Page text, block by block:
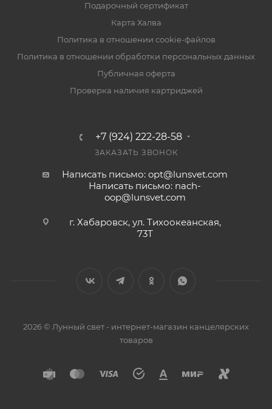
Подарочный сертификат
Карта Халва
Политика в отношении cookie-файлов
Политика в отношении обработки персональных данных
Публичная оферта
Проверка наличия картриджей
+7 (924) 222-28-58
ЗАКАЗАТЬ ЗВОНОК
Написать письмо: opt@lunsvet.com
Написать письмо: nach-
oop@lunsvet.com
г. Хабаровск, ул. Тихоокеанская,
73Т
2026 © Лунный свет - интернет-магазин канцелярских
товаров